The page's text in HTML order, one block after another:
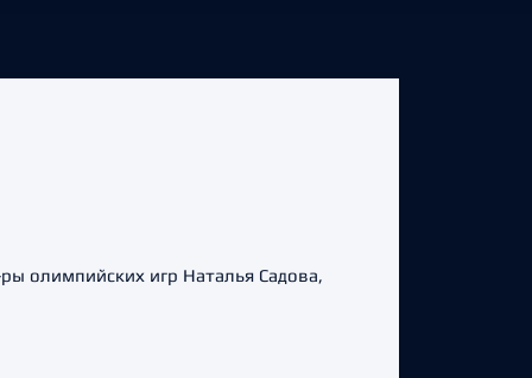
олимпийских игр Наталья Садова,